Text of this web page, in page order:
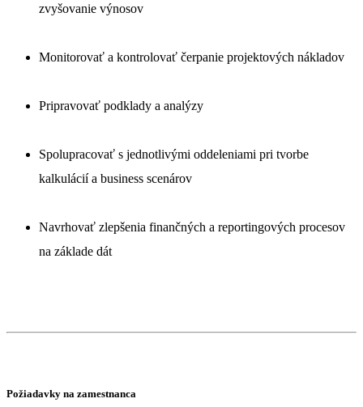
zvyšovanie výnosov
Monitorovať a kontrolovať čerpanie projektových nákladov
Pripravovať podklady a analýzy
Spolupracovať s jednotlivými oddeleniami pri tvorbe
kalkulácií a business scenárov
Navrhovať zlepšenia finančných a reportingových procesov
na základe dát
Požiadavky na zamestnanca